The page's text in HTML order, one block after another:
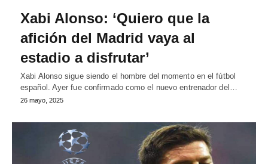
Xabi Alonso: ‘Quiero que la
afición del Madrid vaya al
estadio a disfrutar’
Xabi Alonso sigue siendo el hombre del momento en el fútbol
español. Ayer fue confirmado como el nuevo entrenador del…
26 mayo, 2025